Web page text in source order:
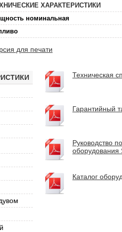
ХАРАКТЕРИСТИКИ
номинальная
для печати
Техническая
Гарантийный
Руководство
оборудования
Каталог